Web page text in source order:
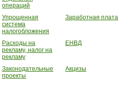
операций
Упрощенная
система
налогобложения
Заработная плата
Расходы на
рекламу, налог на
рекламу
ЕНВД
Законодательные
проекты
Акцизы